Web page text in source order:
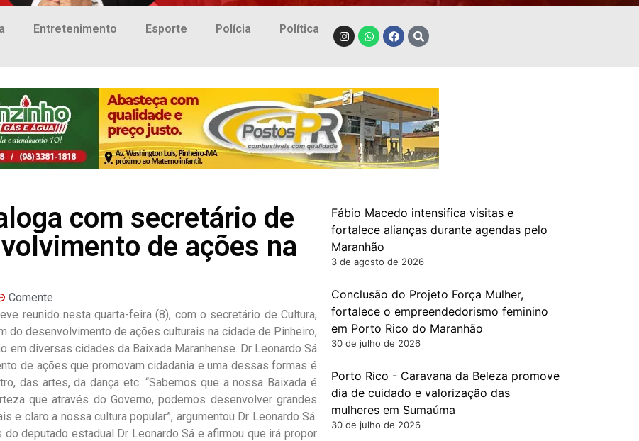
Entretenimento Esporte Polícia Política
com secretário de
de ações na
Comente
reunido nesta quarta-feira (8), com o secretário de Cultura,
do desenvolvimento de ações culturais na cidade de Pinheiro,
em diversas cidades da Baixada Maranhense. Dr Leonardo Sá
de ações que promovam cidadania e uma dessas formas é
das artes, da dança etc. “Sabemos que a nossa Baixada é
que através do Governo, podemos desenvolver grandes
e claro a nossa cultura popular”, argumentou Dr Leonardo Sá.
deputado estadual Dr Leonardo Sá e afirmou que irá propor
Fábio Macedo intensifica visitas e
fortalece alianças durante agendas pelo
Maranhão
3 de agosto de 2026
Conclusão do Projeto Força Mulher,
fortalece o empreendedorismo feminino
em Porto Rico do Maranhão
30 de julho de 2026
Porto Rico - Caravana da Beleza promove
dia de cuidado e valorização das
mulheres em Sumaúma
30 de julho de 2026